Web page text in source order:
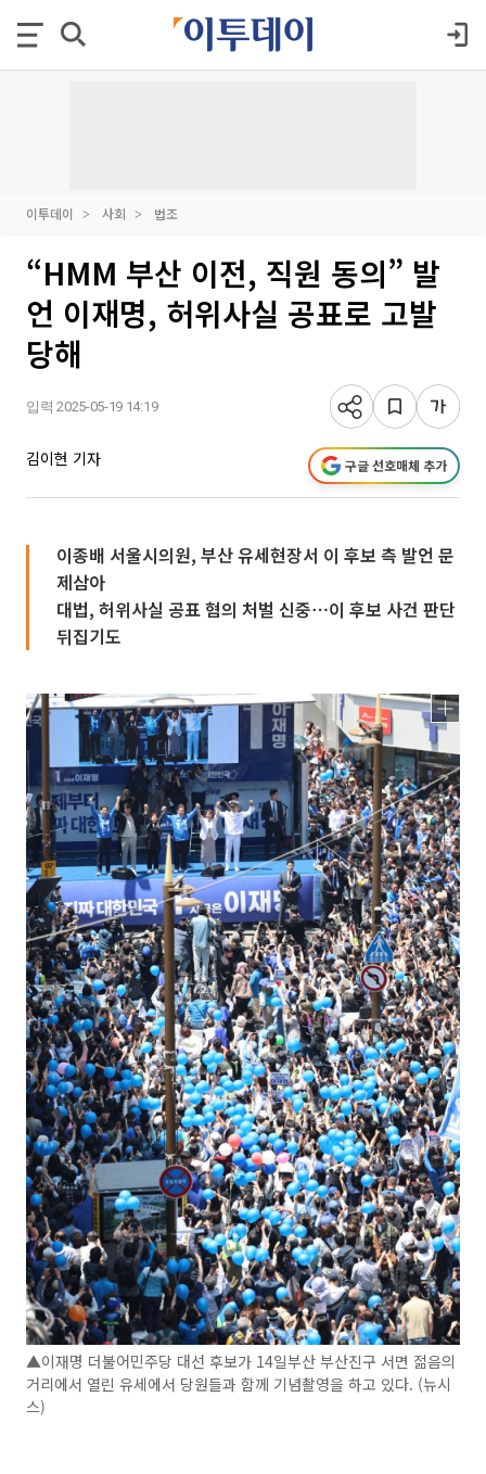
이투데이 사회 법조
“HMM 부산 이전, 직원 동의” 발
언 이재명, 허위사실 공표로 고발
당해
입력 2025-05-19 14:19
김이현 기자 구글 선호매체 추가
이종배 서울시의원, 부산 유세현장서 이 후보 측 발언 문
제삼아
대법, 허위사실 공표 혐의 처벌 신중⋯이 후보 사건 판단
뒤집기도
▲이재명 더불어민주당 대선 후보가 14일부산 부산진구 서면 젊음의
거리에서 열린 유세에서 당원들과 함께 기념촬영을 하고 있다. (뉴시
스)